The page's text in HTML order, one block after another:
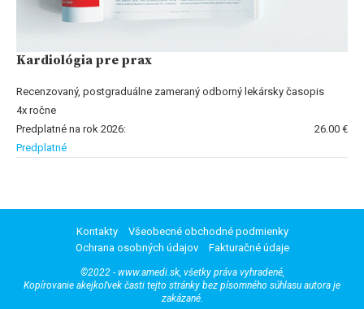
Kardiológia pre prax
Recenzovaný, postgraduálne zameraný odborný lekársky časopis
4x ročne
Predplatné na rok 2026:
26.00 €
Predplatné
Kontakty
Všeobecné obchodné podmienky
Ochrana osobných údajov
Fakturačné údaje
©2022 - www.amedi.sk, všetky práva vyhradené,
Kopírovanie akejkoľvek časti tejto stránky bez písomného súhlasu autora je
zakázané.